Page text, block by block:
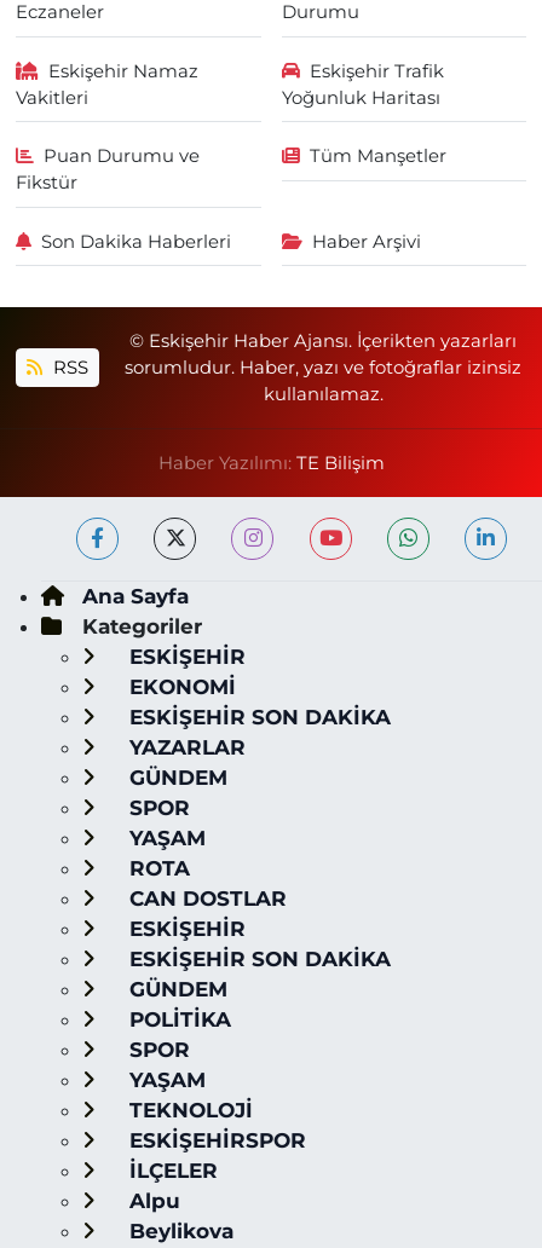
Eczaneler
Durumu
Eskişehir Namaz
Vakitleri
Eskişehir Trafik
Yoğunluk Haritası
Puan Durumu ve
Fikstür
Tüm Manşetler
Son Dakika Haberleri Haber Arşivi
RSS
© Eskişehir Haber Ajansı. İçerikten yazarları
sorumludur. Haber, yazı ve fotoğraflar izinsiz
kullanılamaz.
Haber Yazılımı: TE Bilişim
Ana Sayfa
Kategoriler
ESKİŞEHİR
EKONOMİ
ESKİŞEHİR SON DAKİKA
YAZARLAR
GÜNDEM
SPOR
YAŞAM
ROTA
CAN DOSTLAR
ESKİŞEHİR
ESKİŞEHİR SON DAKİKA
GÜNDEM
POLİTİKA
SPOR
YAŞAM
TEKNOLOJİ
ESKİŞEHİRSPOR
İLÇELER
Alpu
Beylikova